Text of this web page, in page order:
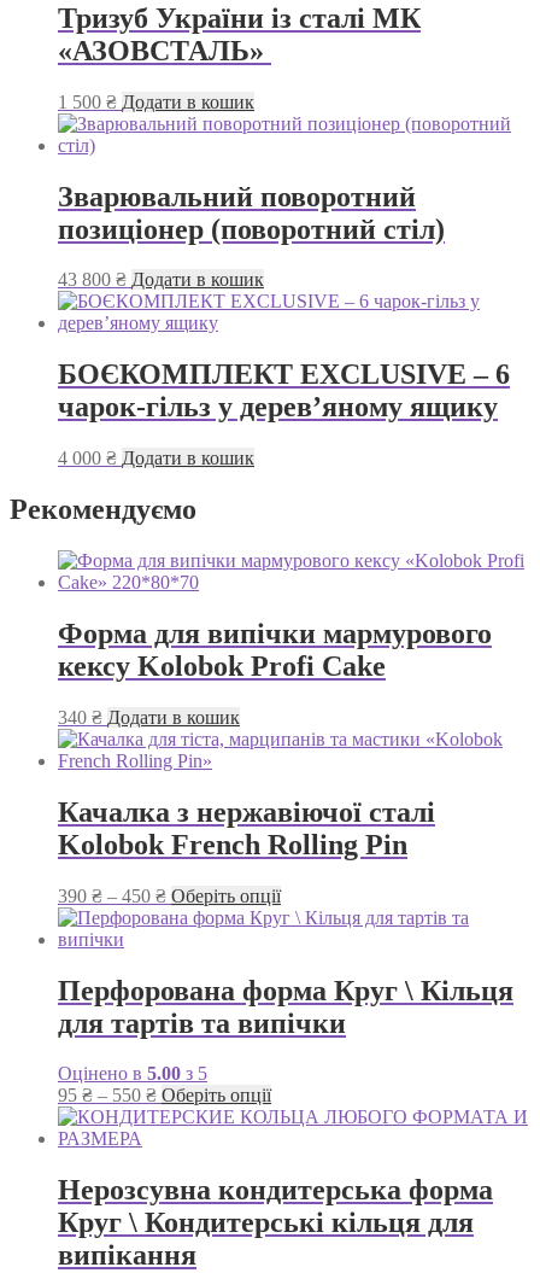
Тризуб України із сталі МК
«АЗОВСТАЛЬ»
1 500 ₴ Додати в кошик
Зварювальний поворотний
позиціонер (поворотний стіл)
43 800 ₴ Додати в кошик
БОЄКОМПЛЕКТ EXCLUSIVE – 6
чарок-гільз у дерев’яному ящику
4 000 ₴ Додати в кошик
Рекомендуємо
Форма для випічки мармурового
кексу Kolobok Profi Cake
340 ₴ Додати в кошик
Качалка з нержавіючої сталі
Kolobok French Rolling Pin
390 ₴ – 450 ₴Діапазон
цін:
450 ₴
Оберіть опціїЦей
товар
варіантів.
Параметри
можна
товару
Перфорована форма Круг \ Кільця
для тартів та випічки
Оцінено в 5.00 з 5
95 ₴ – 550 ₴Діапазон
цін:
до
550 ₴
Оберіть опціїЦей
товар
варіантів.
Параметри
можна
Нерозсувна кондитерська форма
Круг \ Кондитерські кільця для
випікання